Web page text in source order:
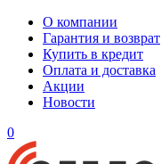
О компании
Гарантия и возврат
Купить в кредит
Оплата и доставка
Акции
Новости
0